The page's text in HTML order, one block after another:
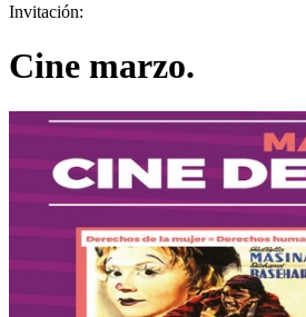
Invitación:
Cine marzo.